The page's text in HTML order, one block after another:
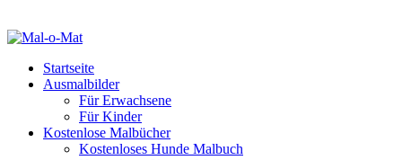
Startseite
Ausmalbilder
Für Erwachsene
Für Kinder
Kostenlose Malbücher
Kostenloses Hunde Malbuch